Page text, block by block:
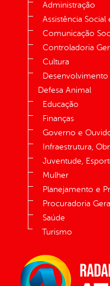
Administração
Assistência
Comunicação
Controladoria
Cultura
Defesa Animal
Educação
Finanças
Governo e
Infraestrutura,
Juventude,
Mulher
Planejamento e
Procuradoria
Saúde
Turismo